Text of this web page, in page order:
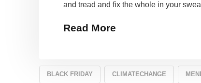
and tread and fix the whole in your
Read More
BLACK FRIDAY CLIMATECHANGE